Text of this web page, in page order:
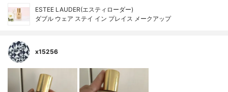
ESTEE LAUDER(エスティローダー)
ダブル ウェア ステイ イン プレイス メークアップ
x15256